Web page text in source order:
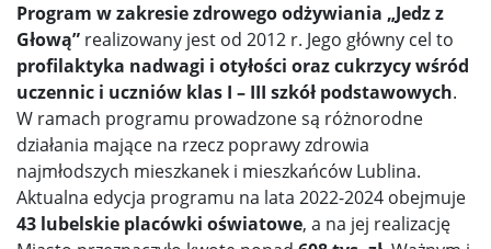
Program w zakresie zdrowego odżywiania „Jedz z
Głową” realizowany jest od 2012 r. Jego główny cel to
profilaktyka nadwagi i otyłości oraz cukrzycy wśród
uczennic i uczniów klas I – III szkół podstawowych.
W ramach programu prowadzone są różnorodne
działania mające na rzecz poprawy zdrowia
najmłodszych mieszkanek i mieszkańców Lublina.
Aktualna edycja programu na lata 2022-2024 obejmuje
43 lubelskie placówki oświatowe, a na jej realizację